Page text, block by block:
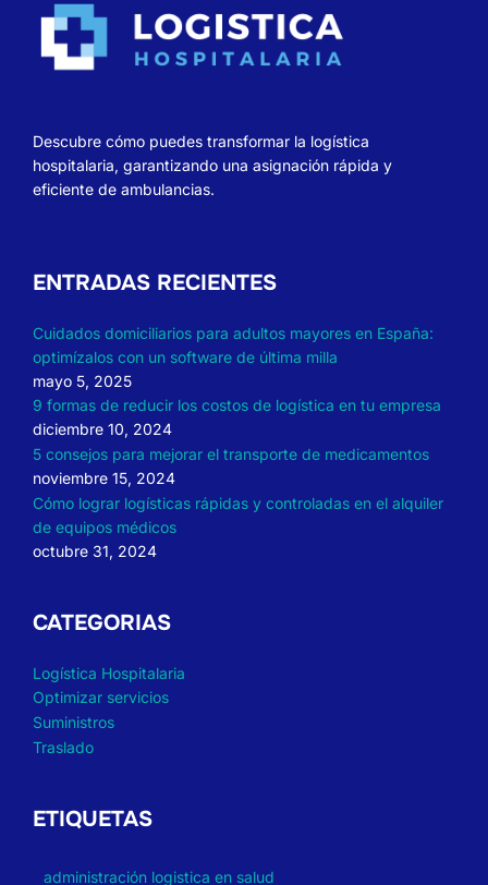
Descubre cómo puedes transformar la logística
hospitalaria, garantizando una asignación rápida y
eficiente de ambulancias.
ENTRADAS RECIENTES
Cuidados domiciliarios para adultos mayores en España:
optimízalos con un software de última milla
mayo 5, 2025
9 formas de reducir los costos de logística en tu empresa
diciembre 10, 2024
5 consejos para mejorar el transporte de medicamentos
noviembre 15, 2024
Cómo lograr logísticas rápidas y controladas en el alquiler
de equipos médicos
octubre 31, 2024
CATEGORIAS
Logística Hospitalaria
Optimizar servicios
Suministros
Traslado
ETIQUETAS
administración logistica en salud